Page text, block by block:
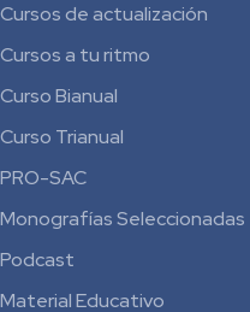
Cursos de actualización
Cursos a tu ritmo
Curso Bianual
para
Residentes
Curso Trianual
PRO-SAC
Monografías Seleccionadas
Podcast
Material Educativo